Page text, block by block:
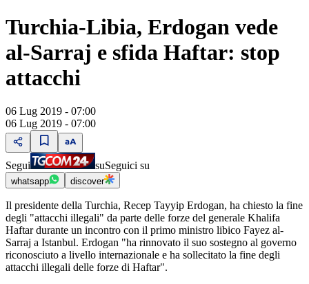
Turchia-Libia, Erdogan vede
al-Sarraj e sfida Haftar: stop
attacchi
06 Lug 2019 - 07:00
06 Lug 2019 - 07:00
Segui suSeguici su
whatsapp discover
Il presidente della Turchia, Recep Tayyip Erdogan, ha chiesto la fine
degli "attacchi illegali" da parte delle forze del generale Khalifa
Haftar durante un incontro con il primo ministro libico Fayez al-
Sarraj a Istanbul. Erdogan "ha rinnovato il suo sostegno al governo
riconosciuto a livello internazionale e ha sollecitato la fine degli
attacchi illegali delle forze di Haftar".